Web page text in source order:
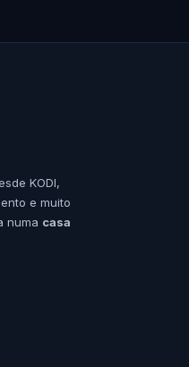
KODI,
e muito
numa casa